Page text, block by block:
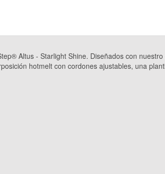
Altus - Starlight Shine. Diseñados con nuestro
hotmelt con cordones ajustables, una